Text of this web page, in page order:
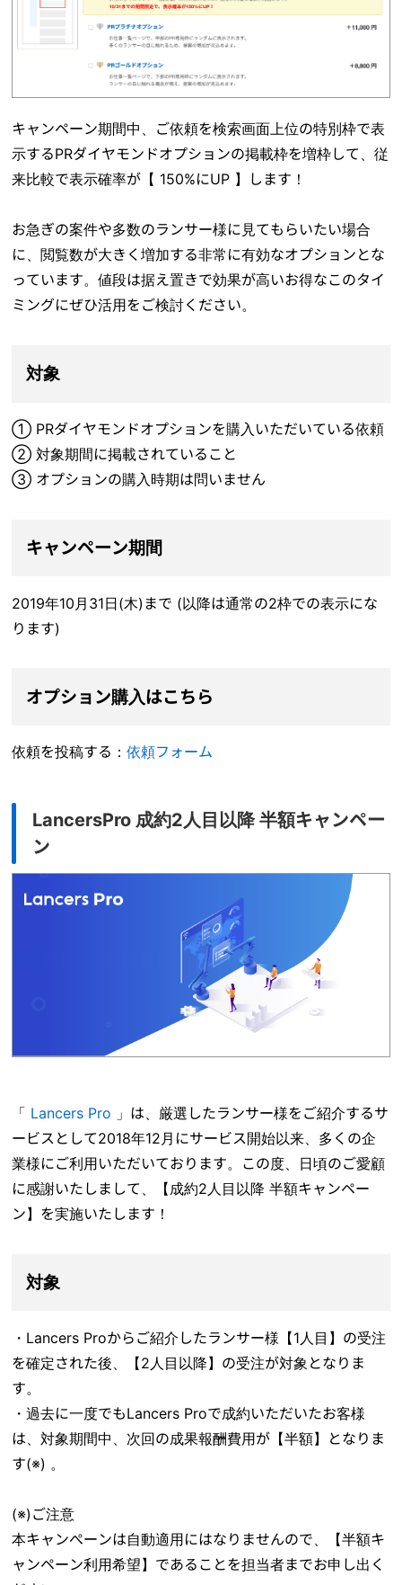
キャンペーン期間中、ご依頼を検索画面上位の特別枠で表
示するPRダイヤモンドオプションの掲載枠を増枠して、従
来比較で表示確率が【 150%にUP 】します！
お急ぎの案件や多数のランサー様に見てもらいたい場合
に、閲覧数が大きく増加する非常に有効なオプションとな
っています。値段は据え置きで効果が高いお得なこのタイ
ミングにぜひ活用をご検討ください。
対象
① PRダイヤモンドオプションを購入いただいている依頼
② 対象期間に掲載されていること
③ オプションの購入時期は問いません
キャンペーン期間
2019年10月31日(木)まで (以降は通常の2枠での表示にな
ります)
オプション購入はこちら
依頼を投稿する：依頼フォーム
LancersPro 成約2人目以降 半額キャンペー
ン
「 Lancers Pro 」は、厳選したランサー様をご紹介するサ
ービスとして2018年12月にサービス開始以来、多くの企
業様にご利用いただいております。この度、日頃のご愛顧
に感謝いたしまして、【成約2人目以降 半額キャンペー
ン】を実施いたします！
対象
・Lancers Proからご紹介したランサー様【1人目】の受注
を確定された後、【2人目以降】の受注が対象となりま
す。
・過去に一度でもLancers Proで成約いただいたお客様
は、対象期間中、次回の成果報酬費用が【半額】となりま
す(※) 。
(※)ご注意
本キャンぺーンは自動適用にはなりませんので、【半額キ
ャンペーン利用希望】であることを担当者までお申し出く